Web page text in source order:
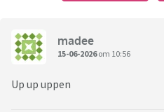
madee
15-06-2026om 10:56
Up up uppen